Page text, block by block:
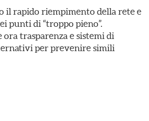
il rapido riempimento della rete e
punti di “troppo pieno”.
trasparenza e sistemi di
per prevenire simili